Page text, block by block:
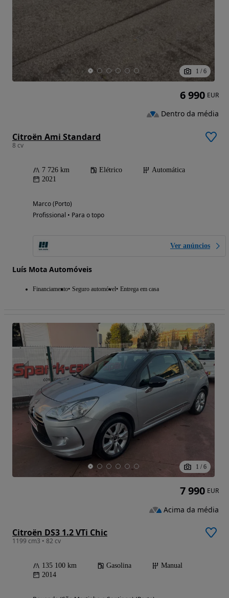
1 / 6
Citroën Ami Standard
8 cv
7 726 km Elétrico
Automática
2021
Marco (Porto)
Profissional • Para o topo
Ver anúncios
Luís Mota Automóveis
Financiamento Seguro automóvel Entrega em casa
6 990 EUR
Dentro da média
1 / 6
Citroën DS3 1.2 VTi Chic
1199 cm3 • 82 cv
135 100 km Gasolina
Manual
2014
7 990 EUR
Acima da média